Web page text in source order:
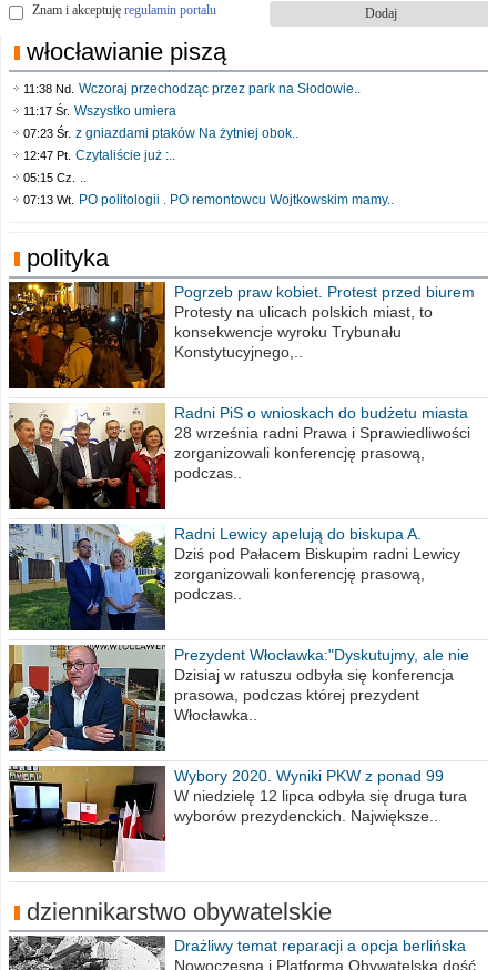
Znam i akceptuję regulamin portalu
włocławianie piszą
11:38 Nd. Wczoraj przechodząc przez park na Słodowie..
11:17 Śr. Wszystko umiera
07:23 Śr. z gniazdami ptaków Na żytniej obok..
12:47 Pt. Czytaliście już :..
05:15 Cz. ..
07:13 Wt. PO politologii . PO remontowcu Wojtkowskim mamy..
polityka
Pogrzeb praw kobiet. Protest przed biurem
poselskim PiS
Protesty na ulicach polskich miast, to
konsekwencje wyroku Trybunału
Konstytucyjnego,..
Radni PiS o wnioskach do budżetu miasta
na 2021 rok
28 września radni Prawa i Sprawiedliwości
zorganizowali konferencję prasową,
podczas..
Radni Lewicy apelują do biskupa A.
Wiesława Meringa
Dziś pod Pałacem Biskupim radni Lewicy
zorganizowali konferencję prasową,
podczas..
Prezydent Włocławka:"Dyskutujmy, ale nie
obrażajmy się”
Dzisiaj w ratuszu odbyła się konferencja
prasowa, podczas której prezydent
Włocławka..
Wybory 2020. Wyniki PKW z ponad 99
procent obwodów
W niedzielę 12 lipca odbyła się druga tura
wyborów prezydenckich. Największe..
dziennikarstwo obywatelskie
Drażliwy temat reparacji a opcja berlińska
Nowoczesna i Platforma Obywatelska dość